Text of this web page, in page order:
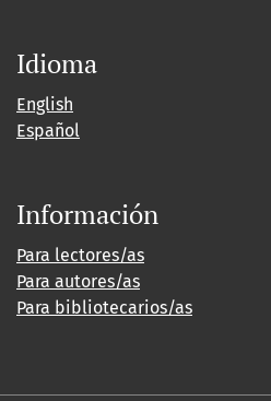
Idioma
English
Español
Información
Para lectores/as
Para autores/as
Para bibliotecarios/as